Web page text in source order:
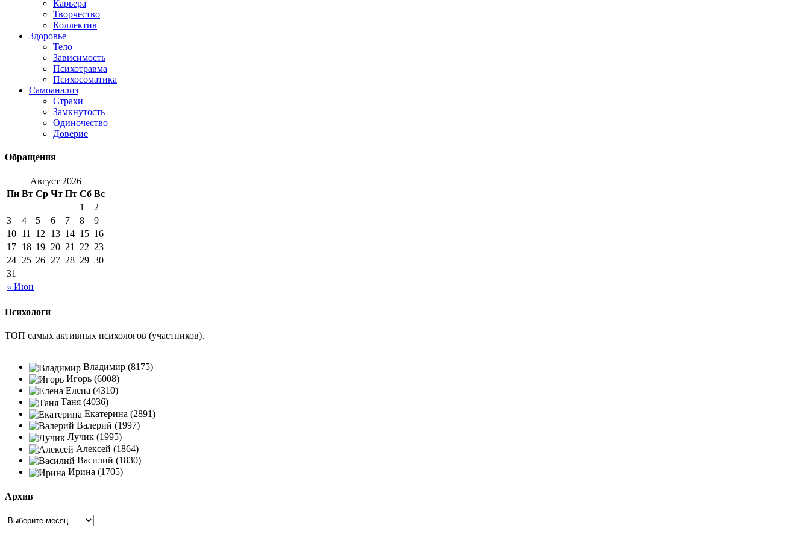
Карьера
Творчество
Коллектив
Здоровье
Тело
Зависимость
Психотравма
Психосоматика
Самоанализ
Страхи
Замкнутость
Одиночество
Доверие
Обращения
Август 2026
Пн Вт Ср Чт Пт Сб Вс
« Июн
1
2
3
4 5 6 7 8
9
10 11 12 13 14 15 16
17 18 19 20 21 22 23
24 25 26 27 28 29 30
31
Психологи
ТОП самых активных психологов (участников).
Владимир (8175)
Игорь (6008)
Елена (4310)
Таня (4036)
Екатерина (2891)
Валерий (1997)
Лучик (1995)
Алексей (1864)
Василий (1830)
Ирина (1705)
Архив